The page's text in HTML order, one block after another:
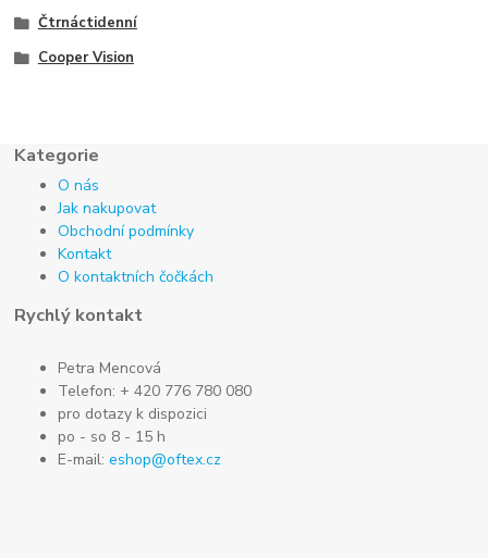
Čtrnáctidenní
Cooper Vision
Kategorie
O nás
Jak nakupovat
Obchodní podmínky
Kontakt
O kontaktních čočkách
Rychlý kontakt
Petra Mencová
Telefon: + 420 776 780 080
pro dotazy k dispozici
po - so 8 - 15 h
E-mail:eshop@oftex.cz